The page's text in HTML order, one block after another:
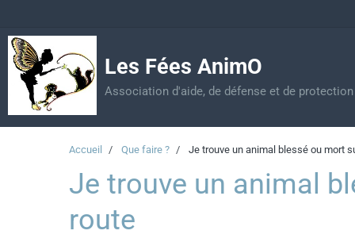
Les Fées AnimO
Association d'aide, de défense et de
Accueil Que faire ? Je trouve un animal blessé ou mort
Je trouve un animal
route